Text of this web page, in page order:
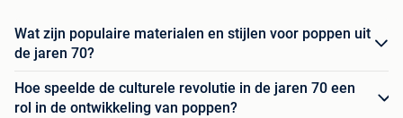
Wat zijn populaire materialen en stijlen voor poppen uit
de jaren 70?
Hoe speelde de culturele revolutie in de jaren 70 een
rol in de ontwikkeling van poppen?